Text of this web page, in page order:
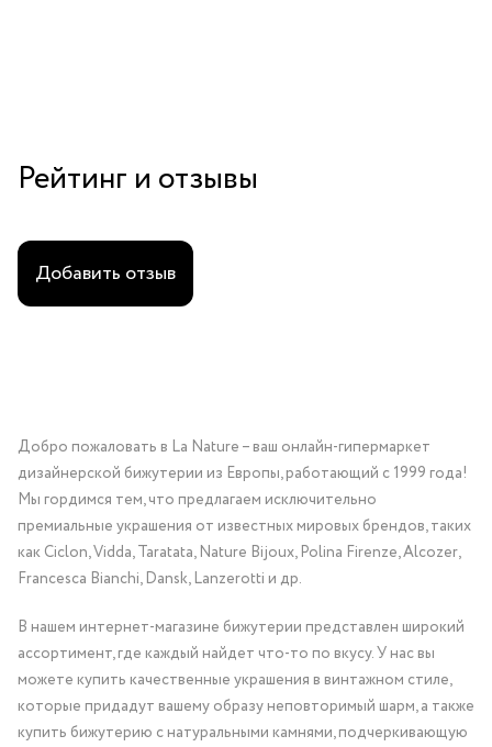
Рейтинг и отзывы
Добавить отзыв
Добро пожаловать в La Nature – ваш онлайн-гипермаркет
дизайнерской бижутерии из Европы, работающий с 1999 года!
Мы гордимся тем, что предлагаем исключительно
премиальные украшения от известных мировых брендов, таких
как Ciclon, Vidda, Taratata, Nature Bijoux, Polina Firenze, Alcozer,
Francesca Bianchi, Dansk, Lanzerotti и др.
В нашем интернет-магазине бижутерии представлен широкий
ассортимент, где каждый найдет что-то по вкусу. У нас вы
можете купить качественные украшения в винтажном стиле,
которые придадут вашему образу неповторимый шарм, а также
купить бижутерию с натуральными камнями, подчеркивающую